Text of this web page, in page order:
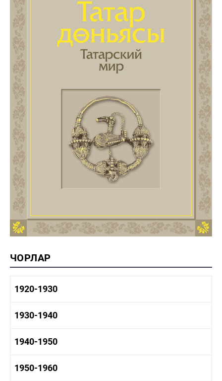
ЧОРЛАР
1920-1930
1920-1930 тарих
1920-1930 мәдәният
1930-1940
1930-1940 тарих
1930-1940 мәдәният
1940-1950
1940-1950 тарих
1950-1960